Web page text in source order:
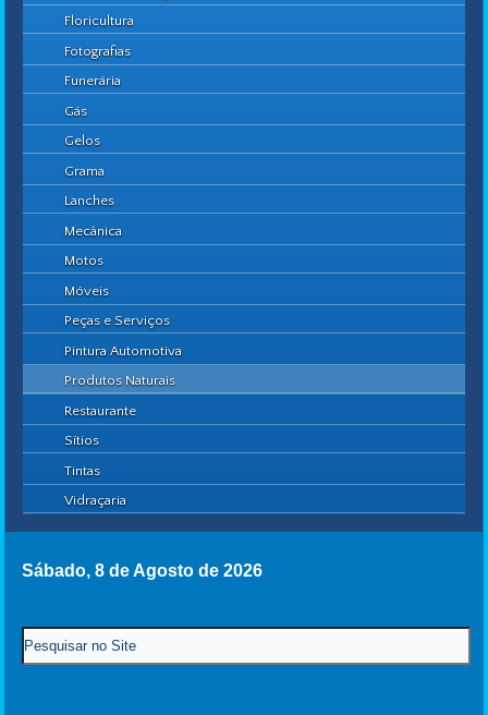
Floricultura
Fotografias
Funerária
Gás
Gelos
Grama
Lanches
Mecânica
Motos
Móveis
Peças e Serviços
Pintura Automotiva
Produtos Naturais
Restaurante
Sítios
Tintas
Vidraçaria
Sábado, 8 de Agosto de 2026